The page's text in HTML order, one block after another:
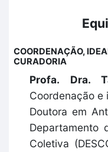
COORDENAÇÃO,
CURADORIA
Profa. Dra.
Coordenação e
Doutora em
Departamento
Coletiva